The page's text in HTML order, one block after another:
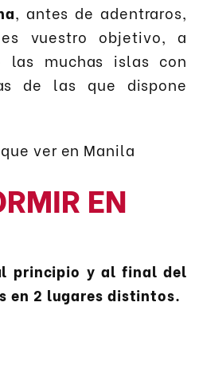
, antes de adentraros,
vuestro objetivo, a
las muchas islas con
de las que dispone
EN
principio y al final del
en 2 lugares distintos.